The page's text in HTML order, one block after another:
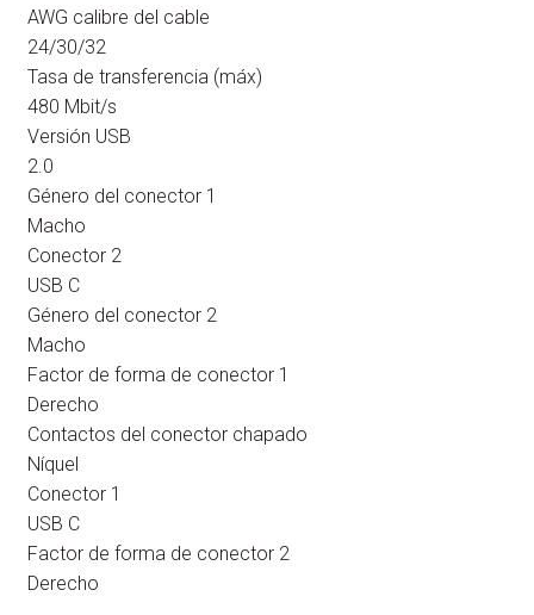
AWG calibre del cable
24/30/32
Tasa de transferencia (máx)
480 Mbit/s
Versión USB
2.0
Género del conector 1
Macho
Conector 2
USB C
Género del conector 2
Macho
Factor de forma de conector 1
Derecho
Contactos del conector chapado
Níquel
Conector 1
USB C
Factor de forma de conector 2
Derecho